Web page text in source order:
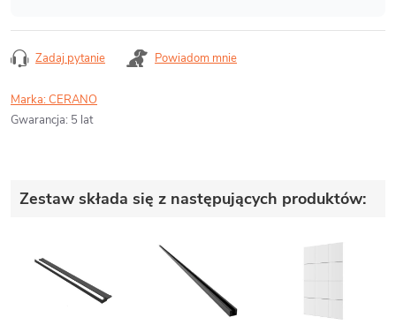
Zadaj pytanie Powiadom mnie
Marka:CERANO
Gwarancja: 5 lat
Zestaw składa się z następujących produktów: